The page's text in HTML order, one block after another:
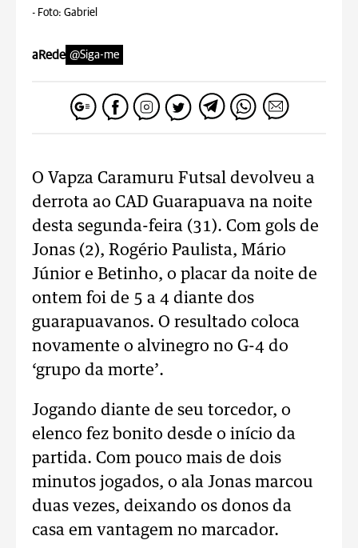
- Foto: Gabriel
aRede @Siga-me
O Vapza Caramuru Futsal devolveu a
derrota ao CAD Guarapuava na noite
desta segunda-feira (31). Com gols de
Jonas (2), Rogério Paulista, Mário
Júnior e Betinho, o placar da noite de
ontem foi de 5 a 4 diante dos
guarapuavanos. O resultado coloca
novamente o alvinegro no G-4 do
‘grupo da morte’.
Jogando diante de seu torcedor, o
elenco fez bonito desde o início da
partida. Com pouco mais de dois
minutos jogados, o ala Jonas marcou
duas vezes, deixando os donos da
casa em vantagem no marcador.